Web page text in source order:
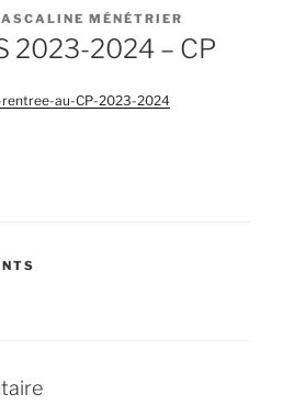
MÉNÉTRIER
2023-2024 – CP
au-CP-2023-2024